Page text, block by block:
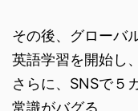
その後、グローバ
英語学習を開始し
さらに、SNSで５
常識がバグる。